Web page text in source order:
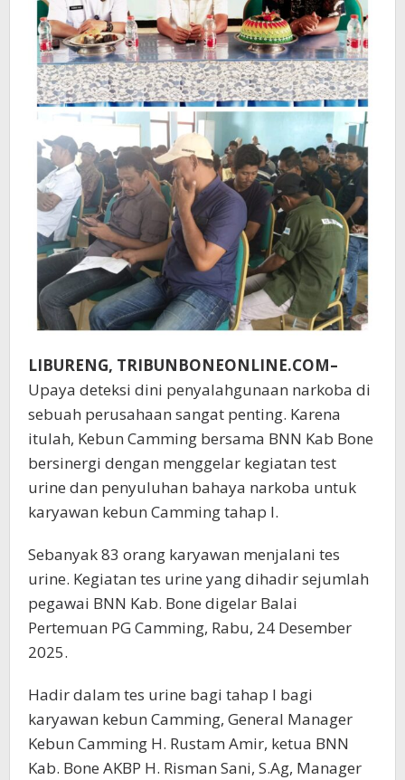
LIBURENG, TRIBUNBONEONLINE.COM–
Upaya deteksi dini penyalahgunaan narkoba di
sebuah perusahaan sangat penting. Karena
itulah, Kebun Camming bersama BNN Kab Bone
bersinergi dengan menggelar kegiatan test
urine dan penyuluhan bahaya narkoba untuk
karyawan kebun Camming tahap I.
Sebanyak 83 orang karyawan menjalani tes
urine. Kegiatan tes urine yang dihadir sejumlah
pegawai BNN Kab. Bone digelar Balai
Pertemuan PG Camming, Rabu, 24 Desember
2025.
Hadir dalam tes urine bagi tahap I bagi
karyawan kebun Camming, General Manager
Kebun Camming H. Rustam Amir, ketua BNN
Kab. Bone AKBP H. Risman Sani, S.Ag, Manager